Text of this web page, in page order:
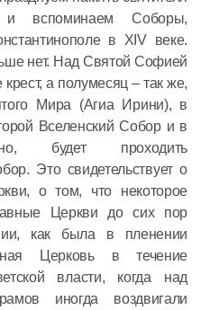
и вспоминаем Соборы,
в XIV веке.
нет. Над Святой Софией
крест, а полумесяц – так же,
Мира (Агиа Ирини), в
Вселенский Собор и в
будет проходить
Это свидетельствует о
о том, что некоторое
Церкви до сих пор
как была в пленении
Церковь в течение
власти, когда над
иногда воздвигали